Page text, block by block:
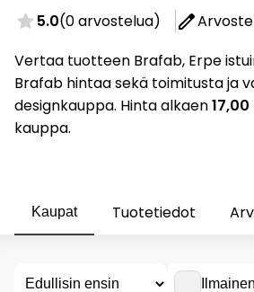
5.0(0 arvostelua)
Vertaa tuotteen Brafab, Erpe
Brafab hintaa sekä toimitusta ja
designkauppa. Hinta alkaen
kauppa.
Kaupat Tuotetiedot